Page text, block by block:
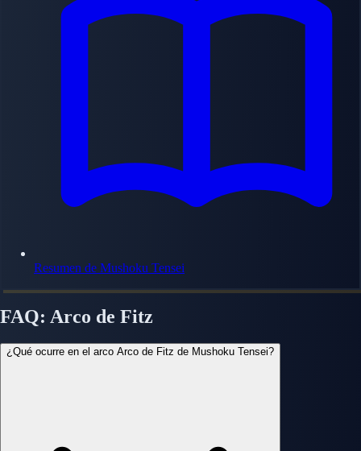
Resumen de Mushoku Tensei
FAQ: Arco de Fitz
¿Qué ocurre en el arco Arco de Fitz de Mushoku Tensei?